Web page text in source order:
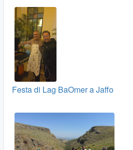
Festa di Lag BaOmer a Jaffo